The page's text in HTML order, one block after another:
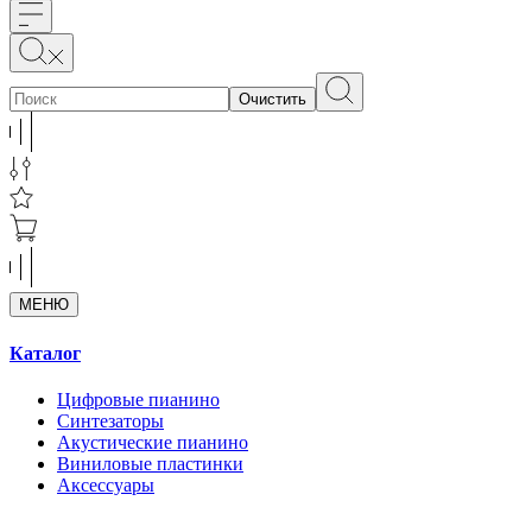
Очистить
МЕНЮ
Каталог
Цифровые пианино
Синтезаторы
Акустические пианино
Виниловые пластинки
Аксессуары